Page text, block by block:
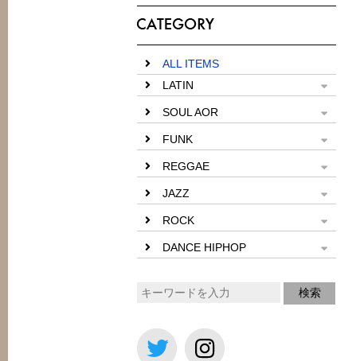
ALL ITEMS
LATIN
SOUL AOR
FUNK
REGGAE
JAZZ
ROCK
DANCE HIPHOP